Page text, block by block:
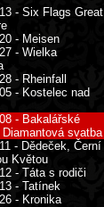
- Six Flags Great
- Meisen
- Wielka
- Rheinfall
- Kostelec nad
- Bakalářské
svatba
- Dědeček, Černí
Květou
- Táta s rodiči
- Tatínek
- Kronika